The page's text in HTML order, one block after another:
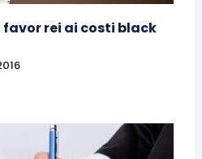
rei ai costi black